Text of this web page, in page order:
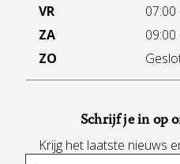
VR
07:00
ZA
09:00
ZO
Schrijf je in op
Krijg het laatste nieuws